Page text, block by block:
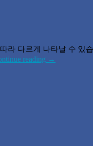
다르게 나타날 수 있
reading →